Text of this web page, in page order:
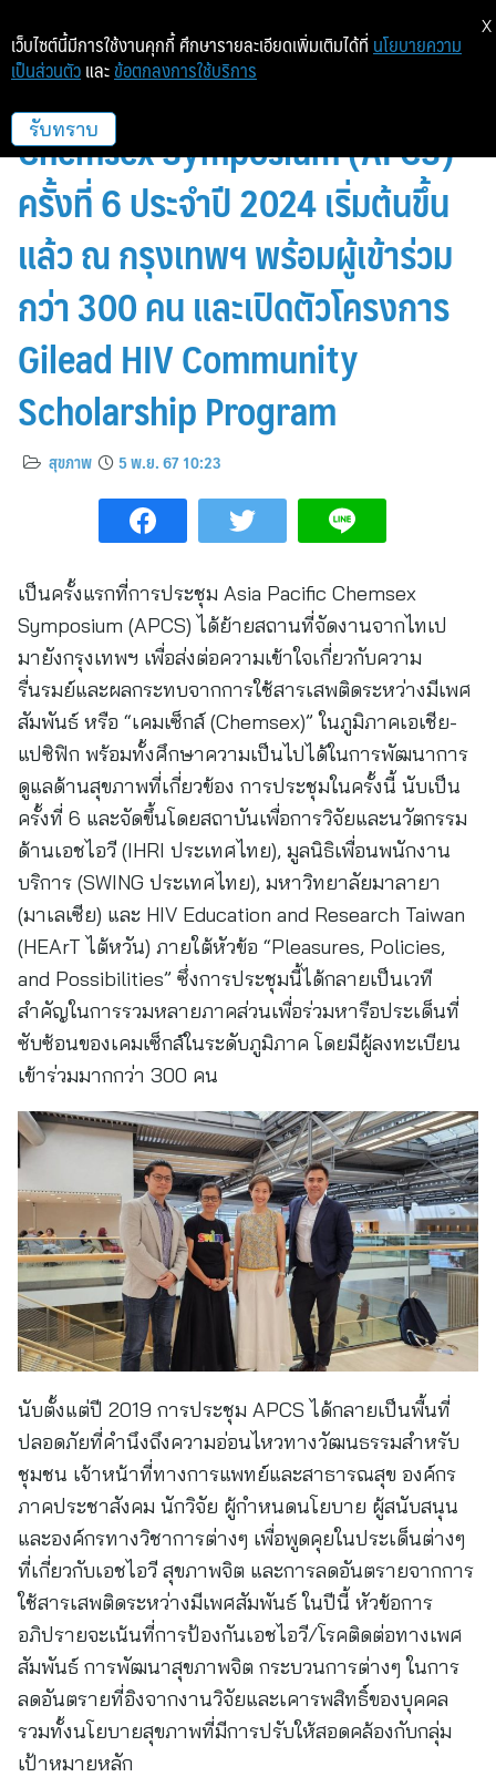
การประชุม Asia Pacific
Chemsex Symposium (APCS)
ครั้งที่ 6 ประจำปี 2024 เริ่มต้นขึ้น
แล้ว ณ กรุงเทพฯ พร้อมผู้เข้าร่วม
กว่า 300 คน และเปิดตัวโครงการ
Gilead HIV Community
Scholarship Program
สุขภาพ 5 พ.ย. 67 10:23
เป็นครั้งแรกที่การประชุม Asia Pacific Chemsex
Symposium (APCS) ได้ย้ายสถานที่จัดงานจากไทเป
มายังกรุงเทพฯ เพื่อส่งต่อความเข้าใจเกี่ยวกับความ
รื่นรมย์และผลกระทบจากการใช้สารเสพติดระหว่างมีเพศ
สัมพันธ์ หรือ “เคมเซ็กส์ (Chemsex)” ในภูมิภาคเอเชีย-
แปซิฟิก พร้อมทั้งศึกษาความเป็นไปได้ในการพัฒนาการ
ดูแลด้านสุขภาพที่เกี่ยวข้อง การประชุมในครั้งนี้ นับเป็น
ครั้งที่ 6 และจัดขึ้นโดยสถาบันเพื่อการวิจัยและนวัตกรรม
ด้านเอชไอวี (IHRI ประเทศไทย), มูลนิธิเพื่อนพนักงาน
บริการ (SWING ประเทศไทย), มหาวิทยาลัยมาลายา
(มาเลเซีย) และ HIV Education and Research Taiwan
(HEArT ไต้หวัน) ภายใต้หัวข้อ “Pleasures, Policies,
and Possibilities” ซึ่งการประชุมนี้ได้กลายเป็นเวที
สำคัญในการรวมหลายภาคส่วนเพื่อร่วมหารือประเด็นที่
ซับซ้อนของเคมเซ็กส์ในระดับภูมิภาค โดยมีผู้ลงทะเบียน
เข้าร่วมมากกว่า 300 คน
นับตั้งแต่ปี 2019 การประชุม APCS ได้กลายเป็นพื้นที่
ปลอดภัยที่คำนึงถึงความอ่อนไหวทางวัฒนธรรมสำหรับ
ชุมชน เจ้าหน้าที่ทางการแพทย์และสาธารณสุข องค์กร
ภาคประชาสังคม นักวิจัย ผู้กำหนดนโยบาย ผู้สนับสนุน
และองค์กรทางวิชาการต่างๆ เพื่อพูดคุยในประเด็นต่างๆ
ที่เกี่ยวกับเอชไอวี สุขภาพจิต และการลดอันตรายจากการ
ใช้สารเสพติดระหว่างมีเพศสัมพันธ์ ในปีนี้ หัวข้อการ
อภิปรายจะเน้นที่การป้องกันเอชไอวี/โรคติดต่อทางเพศ
สัมพันธ์ การพัฒนาสุขภาพจิต กระบวนการต่างๆ ในการ
ลดอันตรายที่อิงจากงานวิจัยและเคารพสิทธิ์ของบุคคล
รวมทั้งนโยบายสุขภาพที่มีการปรับให้สอดคล้องกับกลุ่ม
เป้าหมายหลัก
เว็บไซต์นี้มีการใช้งานคุกกี้ ศึกษารายละเอียดเพิ่มเติมได้ที่ นโยบายความ
เป็นส่วนตัว และ ข้อตกลงการใช้บริการ
รับทราบ
X